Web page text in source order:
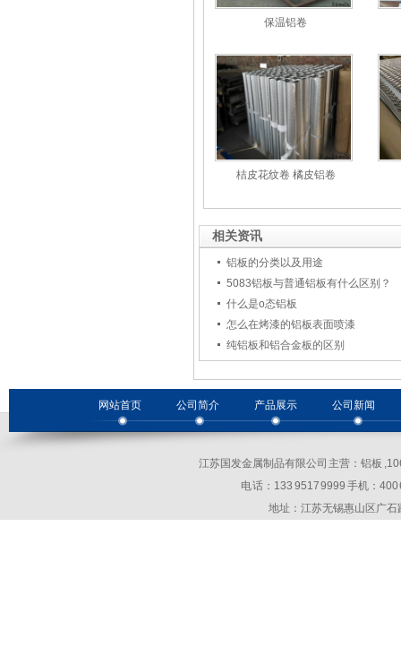
保温铝卷
桔皮花纹卷 橘皮铝卷
相关资讯
铝板的分类以及用途
5083铝板与普通铝板有什么区别？
什么是o态铝板
怎么在烤漆的铝板表面喷漆
纯铝板和铝合金板的区别
网站首页 公司简介 产品展示 公司新闻
江苏国发金属制品有限公司 主营：铝板
电 话：133 9517 9999 手机：
地址：江苏无锡惠山区广